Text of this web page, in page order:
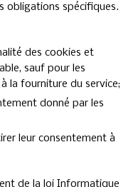
obligations spécifiques.
des cookies et
sauf pour les
la fourniture du service;
donné par les
leur consentement à
de la loi Informatique